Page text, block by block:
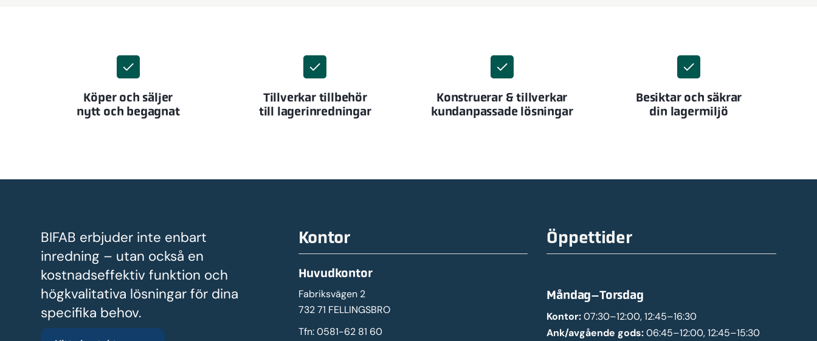
Köper och säljer
nytt och begagnat
Tillverkar tillbehör
till lagerinredningar
Konstruerar & tillverkar
kundanpassade lösningar
Besiktar och säkrar
din lagermiljö
BIFAB erbjuder inte enbart
inredning – utan också en
kostnadseffektiv funktion och
högkvalitativa lösningar för dina
specifika behov.
Kontor
Huvudkontor
Fabriksvägen 2
732 71 FELLINGSBRO
Tfn: 0581-62 81 60
Öppettider
Måndag–Torsdag
Kontor: 07:30–12:00, 12:45–16:30
Ank/avgående gods: 06:45–12:00, 12:45–15:30